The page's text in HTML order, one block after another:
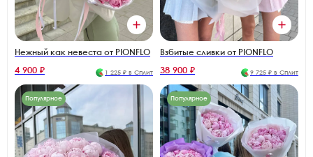
Нежный как невеста от PIONFLO
4 900 ₽ 1 225 ₽ в Сплит
Взбитые сливки от PIONFLO
38 900 ₽ 9 725 ₽ в Сплит
Популярное Популярное